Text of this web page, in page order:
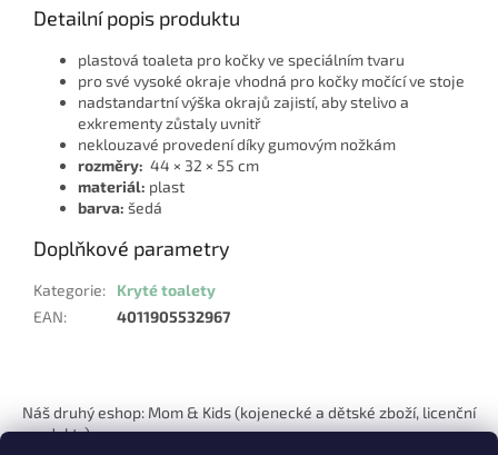
Detailní popis produktu
plastová toaleta pro kočky ve speciálním tvaru
pro své vysoké okraje vhodná pro kočky močící ve stoje
nadstandartní výška okrajů zajistí, aby stelivo a
exkrementy zůstaly uvnitř
neklouzavé provedení díky gumovým nožkám
rozměry: 44 × 32 × 55 cm
materiál: plast
barva: šedá
Doplňkové parametry
Kategorie:
Kryté toalety
EAN: 4011905532967
p
Náš druhý eshop: Mom & Kids (kojenecké a dětské zboží, licenční
produkty)